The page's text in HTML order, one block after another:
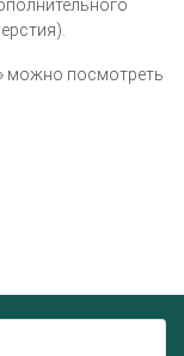
можно посмотреть